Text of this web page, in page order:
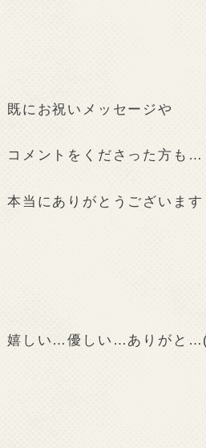
既にお祝いメッセージや
コメントをくださった方も…
本当にありがとうございます
嬉しい…優しい…ありがと